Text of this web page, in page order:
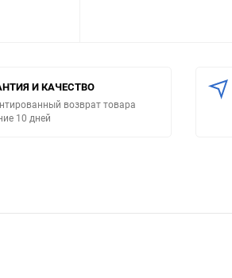
И КАЧЕСТВО
возврат товара
10 дней